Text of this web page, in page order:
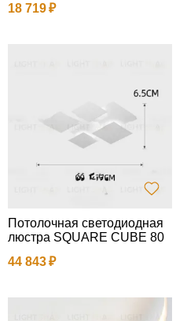
18 719
Потолочная светодиодная
люстра SQUARE CUBE 80
44 843